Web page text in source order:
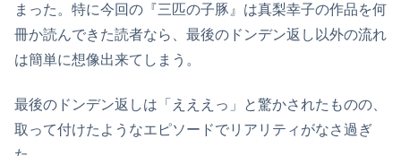
まった。特に今回の『三匹の子豚』は真梨幸子の作品を何
冊か読んできた読者なら、最後のドンデン返し以外の流れ
は簡単に想像出来てしまう。
最後のドンデン返しは「えええっ」と驚かされたものの、
取って付けたようなエピソードでリアリティがなさ過ぎ